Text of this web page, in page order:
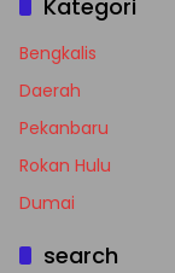
Kategori
Bengkalis
Daerah
Pekanbaru
Rokan Hulu
Dumai
search